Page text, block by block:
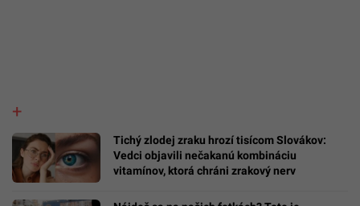
Tichý zlodej zraku hrozí tisícom Slovákov:
Vedci objavili nečakanú kombináciu
vitamínov, ktorá chráni zrakový nerv